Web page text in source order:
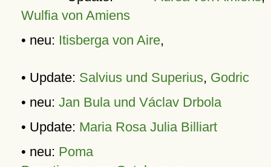
Wulfia von Amiens
• neu: Itisberga von Aire,
• Update: Salvius und Superius, Godric
• neu: Jan Bula und Václav Drbola
• Update: Maria Rosa Julia Billiart
• neu: Poma